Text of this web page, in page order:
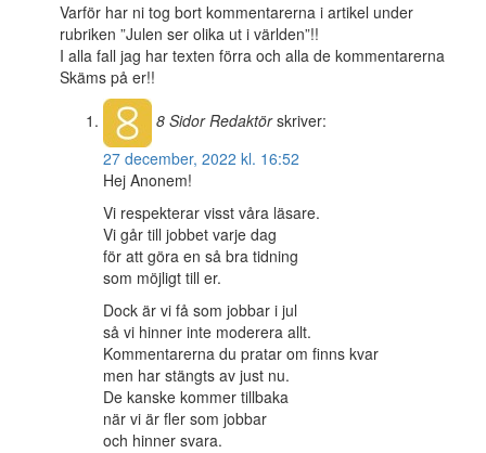
Varför har ni tog bort kommentarerna i artikel under
rubriken ”Julen ser olika ut i världen”!!
I alla fall jag har texten förra och alla de kommentarerna
Skäms på er!!
8 SidorRedaktör skriver:
27 december, 2022 kl. 16:52
Hej Anonem!
Vi respekterar visst våra läsare.
Vi går till jobbet varje dag
för att göra en så bra tidning
som möjligt till er.
Dock är vi få som jobbar i jul
så vi hinner inte moderera allt.
Kommentarerna du pratar om finns kvar
men har stängts av just nu.
De kanske kommer tillbaka
när vi är fler som jobbar
och hinner svara.